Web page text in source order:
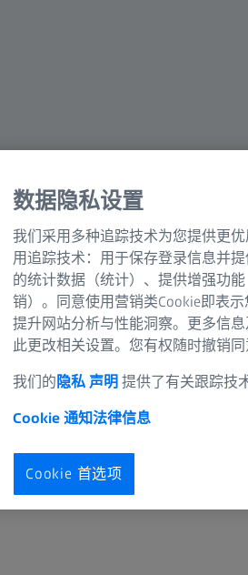
数据隐私设置
我们采用多种追踪技术为您提供更
用追踪技术：用于保存登录信息并
的统计数据（统计）、提供增强功
销）。同意使用营销类Cookie即表
提升网站分析与性能洞察。更多信
此更改相关设置。您有权随时撤销同
我们的 隐私 声明 提供了有关跟踪技
Cookie 通知法律信息
Cookie 首选项